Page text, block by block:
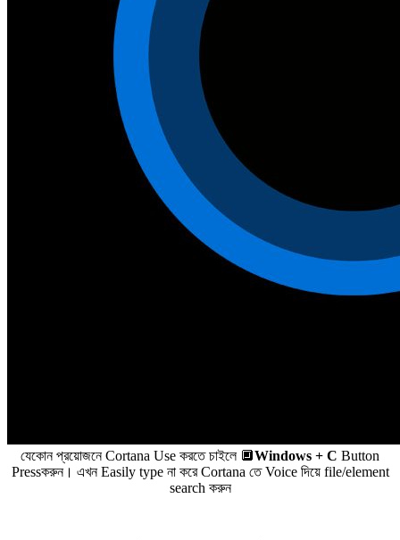
যেকোন প্রয়োজনে Cortana Use করতে চাইলে 🔲Windows + C Button
Pressকরুন। এখন Easily type না করে Cortana তে Voice দিয়ে file/element
search করুন